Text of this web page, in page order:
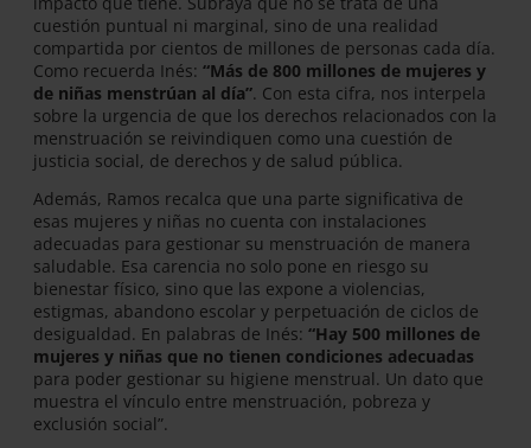
cuestión puntual ni marginal, sino de una realidad
compartida por cientos de millones de personas cada día.
Como recuerda Inés: “Más de 800 millones de mujeres y
de niñas menstrúan al día”. Con esta cifra, nos interpela
sobre la urgencia de que los derechos relacionados con la
menstruación se reivindiquen como una cuestión de
justicia social, de derechos y de salud pública.
Además, Ramos recalca que una parte significativa de
esas mujeres y niñas no cuenta con instalaciones
adecuadas para gestionar su menstruación de manera
saludable. Esa carencia no solo pone en riesgo su
bienestar físico, sino que las expone a violencias,
estigmas, abandono escolar y perpetuación de ciclos de
desigualdad. En palabras de Inés: “Hay 500 millones de
mujeres y niñas que no tienen condiciones adecuadas
para poder gestionar su higiene menstrual. Un dato que
muestra el vínculo entre menstruación, pobreza y
exclusión social”.